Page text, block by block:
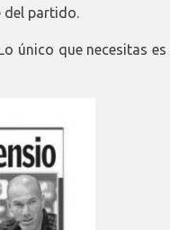
del partido.
único que necesitas